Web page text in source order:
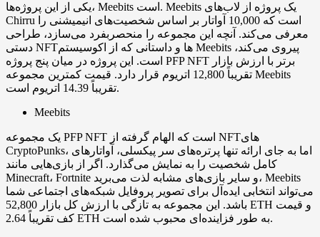
یکی از این پروژه‌ها، Meebits است. Meebits یک پروژه از لاب‌های
Chirru است که 10,000 آواتار بر اساس شخصیت‌های انیمیشنی را
معرفی می‌کند. آنچه این مجموعه را منحصربفرد می‌سازد، طراحی
دستی NFTها و داستانی که از اکوسیستم Meebits پیروی می‌کند،
است. این پروژه در میان پنج پروژه PFP NFT برتر با ارزش بازار
تقریباً 12,800 اتریوم قرار دارد. قیمت کمترین مجموعه Meebits
تقریباً 14.39 اتریوم است.
Meebits
یک مجموعه PFP NFT است که الهام گرفته از NFTهای
CryptoPunks، اما به جای ارائه تنها پرتره‌های سر پیکسلی، آواتارهای
کامل شخصیت را به نمایش می‌گذارد. اگر از بازی‌هایی مانند
Minecraft، Fortnite و سایر بازی‌های مشابه لذت می‌برید، Meebits
می‌تواند انتخابی ایده‌آل برای تصویر پروفایل شبکه‌های اجتماعی شما
باشد. این مجموعه به تازگی با ارزش کل بازار 52,800 ETH و قیمت
کف تقریباً 2.64 ETH به طور فزاینده‌ای محبوب شده است.